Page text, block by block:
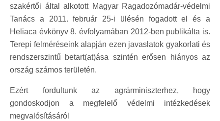
szakértői által alkotott Magyar Ragadozómadár-védelmi
Tanács a 2011. február 25-i ülésén fogadott el és a
Heliaca évkönyv 8. évfolyamában 2012-ben publikálta is.
Terepi felméréseink alapján ezen javaslatok gyakorlati és
rendszerszintű betart(at)ása szintén erősen hiányos az
ország számos területén.
Ezért fordultunk az agrárminiszterhez, hogy
gondoskodjon a megfelelő védelmi intézkedések
megvalósításáról